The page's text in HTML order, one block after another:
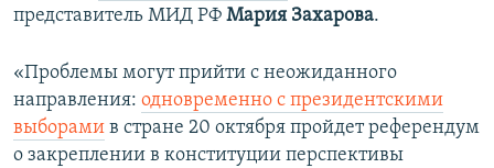
представитель МИД РФ Мария Захарова.
«Проблемы могут прийти с неожиданного
направления: одновременно с президентскими
выборами в стране 20 октября пройдет референдум
о закреплении в конституции перспективы